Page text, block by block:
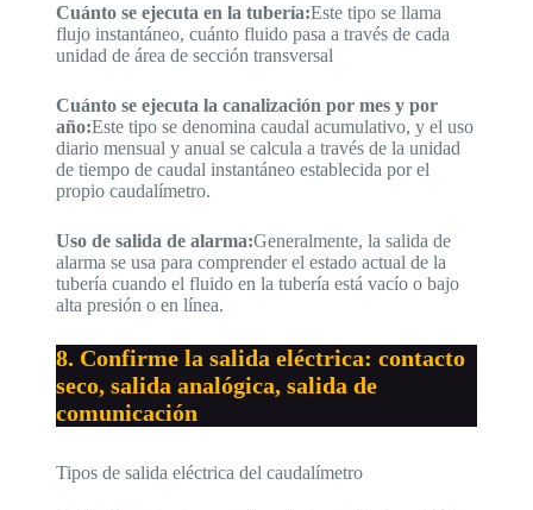
Cuánto se ejecuta en la tubería:Este tipo se llama
flujo instantáneo, cuánto fluido pasa a través de cada
unidad de área de sección transversal
Cuánto se ejecuta la canalización por mes y por
año:Este tipo se denomina caudal acumulativo, y el uso
diario mensual y anual se calcula a través de la unidad
de tiempo de caudal instantáneo establecida por el
propio caudalímetro.
Uso de salida de alarma:Generalmente, la salida de
alarma se usa para comprender el estado actual de la
tubería cuando el fluido en la tubería está vacío o bajo
alta presión o en línea.
8. Confirme la salida eléctrica: contacto
seco, salida analógica, salida de
comunicación
Tipos de salida eléctrica del caudalímetro